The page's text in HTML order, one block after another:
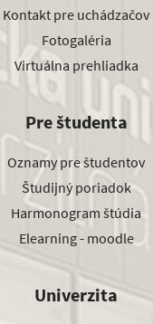
Kontakt pre uchádzačov
Fotogaléria
Virtuálna prehliadka
Pre študenta
Oznamy pre študentov
Študijný poriadok
Harmonogram štúdia
Elearning - moodle
Univerzita